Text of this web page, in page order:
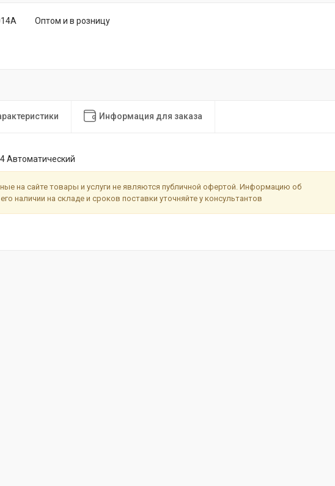
Оптом и в розницу
Информация для заказа
Автоматический
на сайте товары и услуги не являются публичной офертой. Информацию об
наличии на складе и сроков поставки уточняйте у консультантов